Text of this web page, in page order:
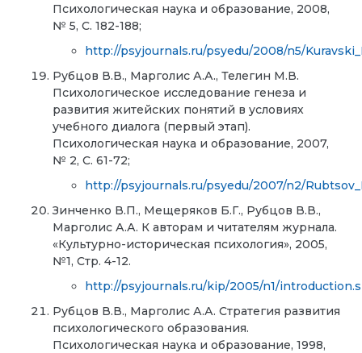
Психологическая наука и образование, 2008,
№ 5, С. 182-188;
http://psyjournals.ru/psyedu/2008/n5/
Рубцов В.В., Марголис А.А., Телегин М.В.
Психологическое исследование генеза и
развития житейских понятий в условиях
учебного диалога (первый этап).
Психологическая наука и образование, 2007,
№ 2, С. 61-72;
http://psyjournals.ru/psyedu/2007/n2/
Зинченко В.П., Мещеряков Б.Г., Рубцов В.В.,
Марголис А.А. К авторам и читателям журнала.
«Культурно-историческая психология», 2005,
№1, Стр. 4-12.
http://psyjournals.ru/kip/2005/n1/
Рубцов В.В., Марголис А.А. Стратегия развития
психологического образования.
Психологическая наука и образование, 1998,